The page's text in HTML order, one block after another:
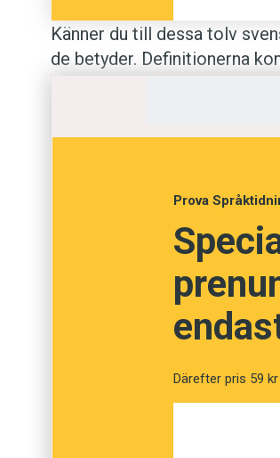
Känner du till dessa tolv
de betyder. Definitionerna
Testa
Framhäva
Tjuvstarta
Prova
Därefter pris 59